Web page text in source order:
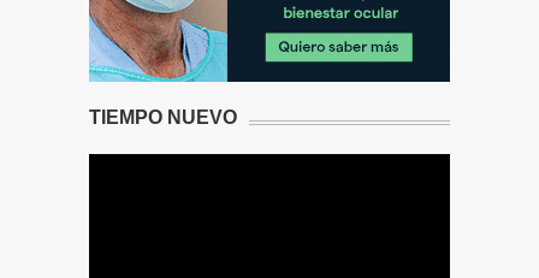
TIEMPO NUEVO